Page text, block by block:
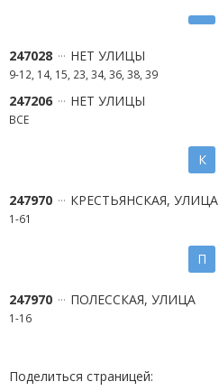
247028 НЕТ УЛИЦЫ
9-12, 14, 15, 23, 34, 36, 38, 39
247206 НЕТ УЛИЦЫ
ВСЕ
К
247970 КРЕСТЬЯНСКАЯ, УЛИЦА
1-61
П
247970 ПОЛЕССКАЯ, УЛИЦА
1-16
Поделиться страницей: